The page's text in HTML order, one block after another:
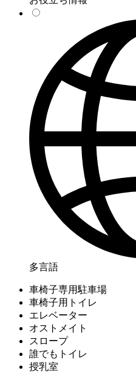
多言語
車椅子専用駐車場
車椅子用トイレ
エレベーター
オストメイト
スロープ
誰でもトイレ
授乳室